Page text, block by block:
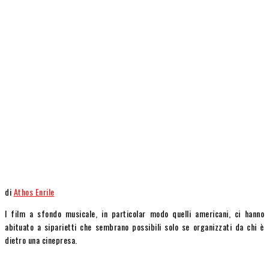
diAthos Enrile
I film a sfondo musicale, in particolar modo quelli americani, ci hanno
abituato a siparietti che sembrano possibili solo se organizzati da chi è
dietro una cinepresa.